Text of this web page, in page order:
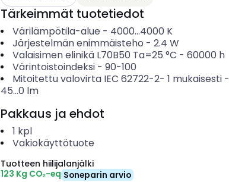
Tärkeimmät tuotetiedot
Värilämpötila-alue - 4000...4000 K
Järjestelmän enimmäisteho - 2.4 W
Valaisimen elinikä L70B50 Ta=25 °C - 60000 h
Värintoistoindeksi- 90-100
Mitoitettu valovirta IEC 62722-2- 1 mukaisesti-
45...0 lm
Pakkaus ja ehdot
1 kpl
Vakiokäyttötuote
Tuotteen hiilijalanjälki
123 Kg CO₂-eq Soneparin arvio